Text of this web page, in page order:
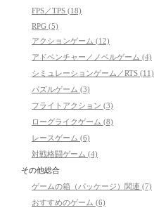
FPS／TPS (18)
RPG (5)
アクションゲーム (12)
アドベンチャー／ノベルゲーム (4)
シミュレーションゲーム／RTS (11)
パズルゲーム (3)
フライトアクション (3)
ローグライクゲーム (8)
レースゲーム (6)
対戦格闘ゲーム (4)
その他総合
ゲームの箱（パッケージ）関連 (7)
おすすめのゲーム (6)